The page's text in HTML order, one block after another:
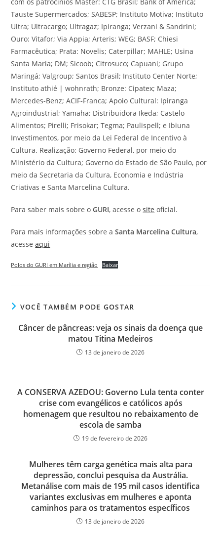
Tauste Supermercados; SABESP; Instituto Motiva; Instituto
Ultra; Ultracargo; Ultragaz; Ipiranga; Verzani & Sandrini;
Ouro: Vitafor; Via Appia; Arteris; WEG; BASF; Chiesi
Farmacêutica; Prata: Novelis; Caterpillar; MAHLE; Usina
Santa Maria; DM; Sicoob; Citrosuco; Capuani; Grupo
Maringá; Valgroup; Santos Brasil; Instituto Center Norte;
Instituto athié | wohnrath; Bronze: Cipatex; Maza;
Mercedes-Benz; ACIF-Franca; Apoio Cultural: Ipiranga
Agroindustrial; Yamaha; Distribuidora Ikeda; Castelo
Alimentos; Pirelli; Frisokar; Tegma; Paulispell; e Ibiuna
Investimentos, por meio da Lei Federal de Incentivo à
Cultura. Realização: Governo Federal, por meio do
Ministério da Cultura; Governo do Estado de São Paulo, por
meio da Secretaria da Cultura, Economia e Indústria
Criativas e Santa Marcelina Cultura.
Para saber mais sobre oGURI, acesse osite oficial.
Para mais informações sobre aSanta Marcelina Cultura,
acesseaqui
Polos do GURI em Marília e região Baixar
VOCÊ TAMBÉM PODE GOSTAR
Câncer de pâncreas: veja os sinais da doença que
matou Titina Medeiros
13 de janeiro de 2026
A CONSERVA AZEDOU: Governo Lula tenta conter
crise com evangélicos e católicos após
homenagem que resultou no rebaixamento de
escola de samba
19 de fevereiro de 2026
Mulheres têm carga genética mais alta para
depressão, conclui pesquisa da Austrália.
Metanálise com mais de 195 mil casos identifica
variantes exclusivas em mulheres e aponta
caminhos para os tratamentos específicos
13 de janeiro de 2026